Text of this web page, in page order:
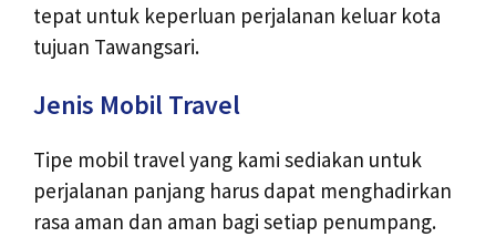
tepat untuk keperluan perjalanan keluar kota
tujuan Tawangsari.
Jenis Mobil Travel
Tipe mobil travel yang kami sediakan untuk
perjalanan panjang harus dapat menghadirkan
rasa aman dan aman bagi setiap penumpang.